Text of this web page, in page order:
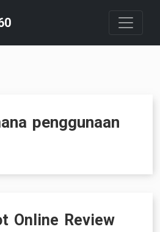
penggunaan
Online Review